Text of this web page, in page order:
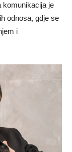
komunikacija je
odnosa, gdje se
i